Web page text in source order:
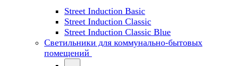
Street Induction Basic
Street Induction Classic
Street Induction Classic Blue
Светильники для коммунально-бытовых
помещений